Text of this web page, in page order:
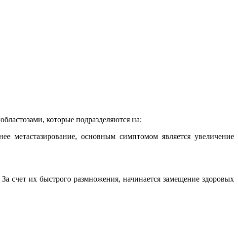
которые подразделяются на:
метастазирование, основным симптомом является увеличение
счет их быстрого размножения, начинается замещение здоровых